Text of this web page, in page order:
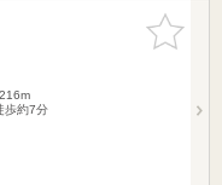
お気に入
りに追加
歩約7分